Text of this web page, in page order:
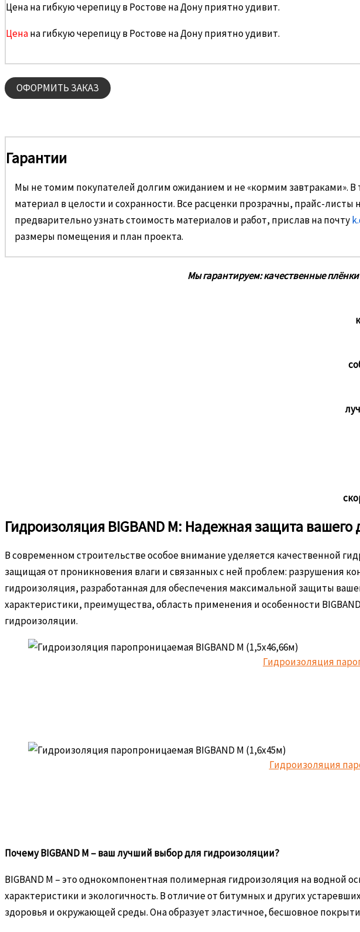
Цена на гибкую черепицу в Ростове на Дону приятно удивит.
Ценана гибкую черепицу в Ростове на Дону приятно удивит.
ОФОРМИТЬ ЗАКАЗ
Гарантии
Мы не томим покупателей долгим ожиданием и не «кормим завтраками». В
материал в целости и сохранности. Все расценки прозрачны, прайс-
предварительно узнать стоимость материалов и работ, прислав на почту
размеры помещения и план проекта.
Мы гарантируем: качественные
Гидроизоляция BIGBAND M: Надежная защита вашего
В современном строительстве особое внимание уделяется качественной
защищая от проникновения влаги и связанных с ней проблем: разрушения
гидроизоляция, разработанная для обеспечения максимальной защиты
характеристики, преимущества, область применения и особенности
гидроизоляции.
Гидроизоляция
Гидроизоляция
Почему BIGBAND M – ваш лучший выбор для гидроизоляции?
BIGBAND M – это однокомпонентная полимерная гидроизоляция на водной
характеристики и экологичность. В отличие от битумных и других
здоровья и окружающей среды. Она образует эластичное, бесшовное